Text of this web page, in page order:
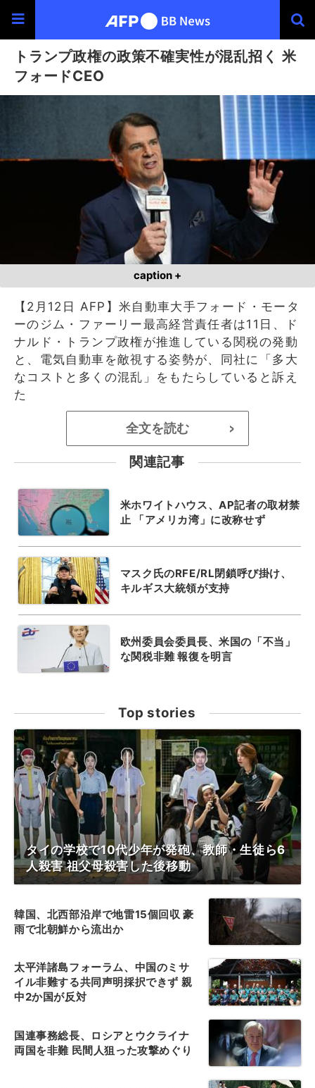
トランプ政権の政策不確実性が混乱招く 米
フォードCEO
caption +
【2月12日 AFP】米自動車大手フォード・モータ
ーのジム・ファーリー最高経営責任者は11日、ド
ナルド・トランプ政権が推進している関税の発動
と、電気自動車を敵視する姿勢が、同社に「多大
なコストと多くの混乱」をもたらしていると訴え
た
全文を読む >
関連記事
米ホワイトハウス、AP記者の取材禁
止 「アメリカ湾」に改称せず
マスク氏のRFE/RL閉鎖呼び掛け、
キルギス大統領が支持
欧州委員会委員長、米国の「不当」
な関税非難 報復を明言
Top stories
タイの学校で10代少年が発砲、教師・生徒ら6
人殺害 祖父母殺害した後移動
韓国、北西部沿岸で地雷15個回収 豪
雨で北朝鮮から流出か
太平洋諸島フォーラム、中国のミサ
イル非難する共同声明採択できず 親
中2か国が反対
国連事務総長、ロシアとウクライナ
両国を非難 民間人狙った攻撃めぐり